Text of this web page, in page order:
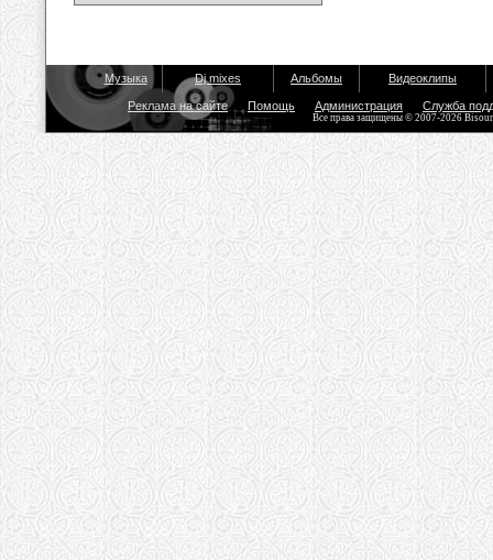
Музыка Dj mixes Альбомы Видеоклипы
Реклама на сайте Помощь Администрация Служба
Все права защищены © 2007-2026